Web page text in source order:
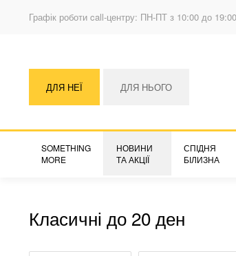
Графік роботи call-центру: ПН-ПТ з 10:00 до
ДЛЯ НЕЇ ДЛЯ НЬОГО
SOMETHING
MORE
НОВИНИ
ТА АКЦІЇ
СПІДНЯ
БІЛИЗНА
Класичні до 20 ден